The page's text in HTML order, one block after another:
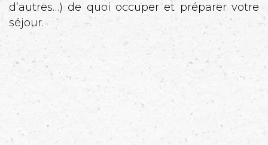
d’autres…) de quoi occuper et préparer votre
séjour.